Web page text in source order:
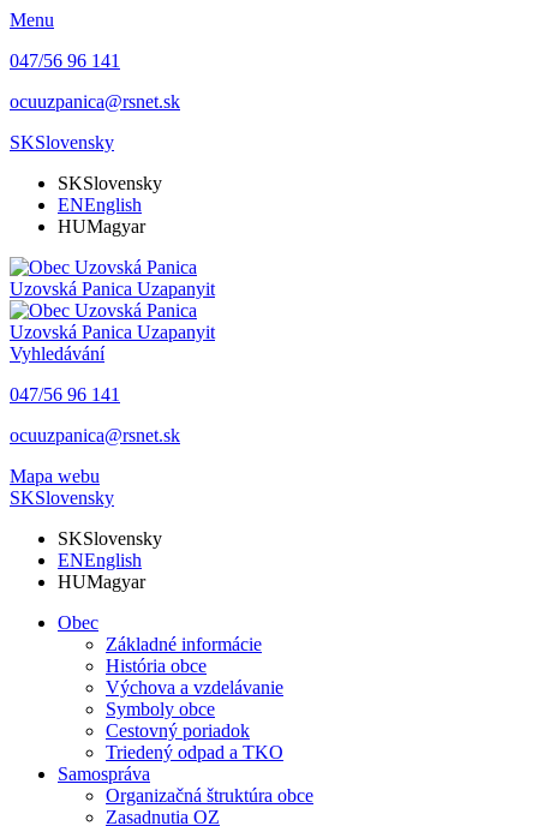
Menu
047/56 96 141
ocuuzpanica@rsnet.sk
SKSlovensky
SKSlovensky
ENEnglish
HUMagyar
Uzovská Panica Uzapanyit
Uzovská Panica Uzapanyit
Vyhledávání
047/56 96 141
ocuuzpanica@rsnet.sk
Mapa webu
SKSlovensky
SKSlovensky
ENEnglish
HUMagyar
Obec
Základné informácie
História obce
Výchova a vzdelávanie
Symboly obce
Cestovný poriadok
Triedený odpad a TKO
Samospráva
Organizačná štruktúra obce
Zasadnutia OZ